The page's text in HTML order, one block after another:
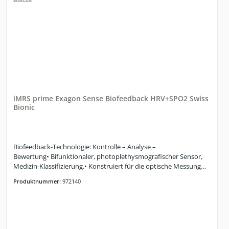
iMRS prime Exagon Sense Biofeedback HRV+SPO2 Swiss
Bionic
Biofeedback-Technologie: Kontrolle – Analyse –
Bewertung• Bifunktionaler, photoplethysmografischer Sensor,
Medizin-Klassifizierung.• Konstruiert für die optische Messung
HRV-Messung.• Dynamische Anpassung der
Produktnummer: 972140